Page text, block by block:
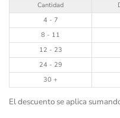
Cantidad
4 - 7
8 - 11
12 - 23
24 - 29
30 +
El descuento se aplica